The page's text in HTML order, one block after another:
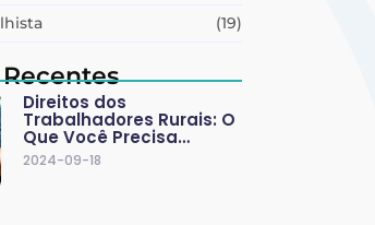
(19)
Direitos dos
Trabalhadores Rurais: O
Que Você Precisa…
2024-09-18